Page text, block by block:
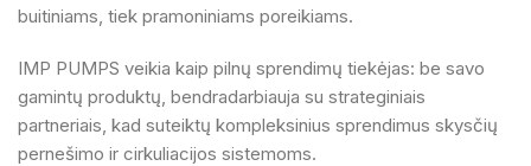
buitiniams, tiek pramoniniams poreikiams.
IMP PUMPS veikia kaip pilnų sprendimų tiekėjas: be savo
gamintų produktų, bendradarbiauja su strateginiais
partneriais, kad suteiktų kompleksinius sprendimus skysčių
pernešimo ir cirkuliacijos sistemoms.